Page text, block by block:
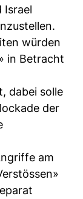
Israel
würden
in Betracht
dabei solle
der
am